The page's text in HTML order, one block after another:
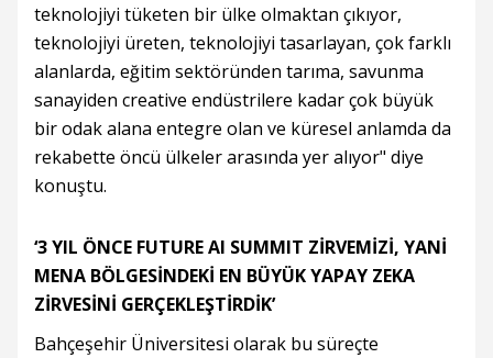
teknolojiyi tüketen bir ülke olmaktan çıkıyor,
teknolojiyi üreten, teknolojiyi tasarlayan, çok farklı
alanlarda, eğitim sektöründen tarıma, savunma
sanayiden creative endüstrilere kadar çok büyük
bir odak alana entegre olan ve küresel anlamda da
rekabette öncü ülkeler arasında yer alıyor" diye
konuştu.
‘3 YIL ÖNCE FUTURE AI SUMMIT ZİRVEMİZİ, YANİ
MENA BÖLGESİNDEKİ EN BÜYÜK YAPAY ZEKA
ZİRVESİNİ GERÇEKLEŞTİRDİK’
Bahçeşehir Üniversitesi olarak bu süreçte